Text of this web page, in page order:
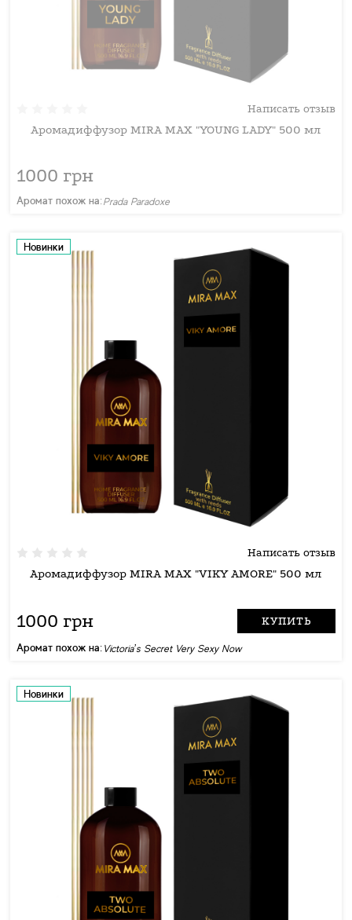
Написать отзыв
Аромадиффузор MIRA MAX "YOUNG LADY" 500 мл
1000 грн
Аромат похож на: Prada Paradoxe
Новинки
Написать отзыв
Аромадиффузор MIRA MAX "VIKY AMORE" 500 мл
1000 грн КУПИТЬ
Аромат похож на: Victoria’s Secret Very Sexy Now
Новинки